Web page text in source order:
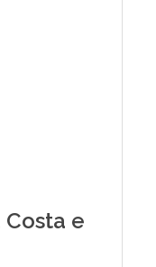
e